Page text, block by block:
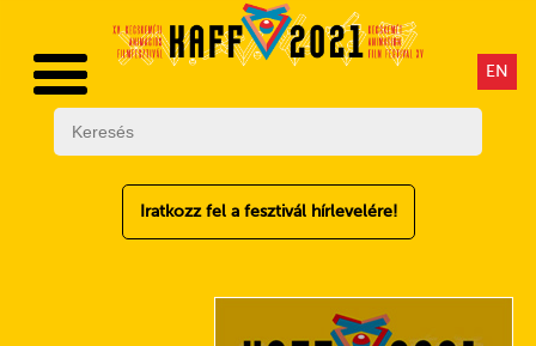
EN
Iratkozz fel a fesztivál hírlevelére!